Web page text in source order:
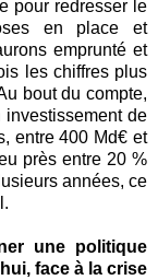
pour redresser le
en place et
emprunté et
les chiffres plus
bout du compte,
de
entre 400 Md€ et
près entre 20 %
années, ce
une politique
face à la crise